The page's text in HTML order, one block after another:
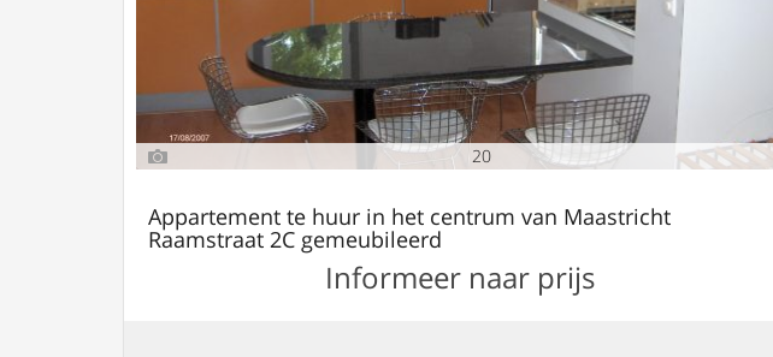
20
Appartement te huur in het centrum van Maastricht
Raamstraat 2C gemeubileerd
Informeer naar prijs